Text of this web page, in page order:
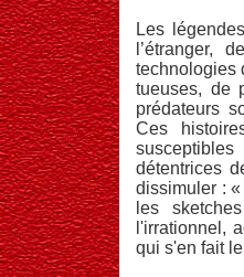
Les
l’étranger,
technologies
tueuses, de
prédateurs
Ces
détentrices
dissimuler :
les
l'irrationnel,
qui s'en fait